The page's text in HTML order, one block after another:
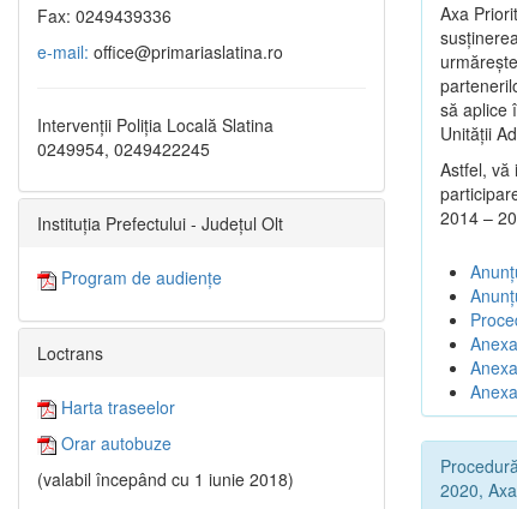
Axa
să aplice
Unității
Astfel, vă
2014 –
2020,
Fax: 0249439336
e-mail: office@primariaslatina.ro
Intervenții Poliția Locală Slatina
0249954, 0249422245
Instituția Prefectului - Județul Olt
Program de audiențe
Loctrans
Harta traseelor
Orar autobuze
(valabil începând cu 1 iunie 2018)